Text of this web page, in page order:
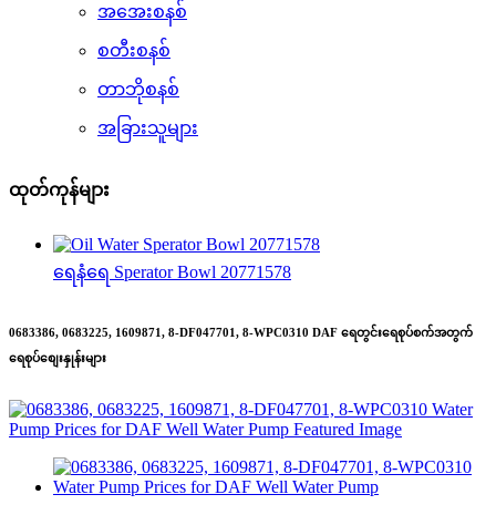
အအေးစနစ်
စတီးစနစ်
တာဘိုစနစ်
အခြားသူများ
ထုတ်ကုန်များ
ရေနံရေ Sperator Bowl 20771578
0683386, 0683225, 1609871, 8-DF047701, 8-WPC0310 DAF ရေတွင်းရေစုပ်စက်အတွက်
ရေစုပ်စျေးနှုန်းများ